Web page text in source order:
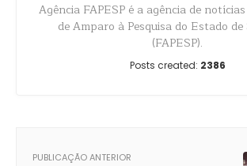
Agência FAPESP é a agência de
de Amparo à Pesquisa do Estado de
(FAPESP).
Posts created: 2386
PUBLICAÇÃO ANTERIOR